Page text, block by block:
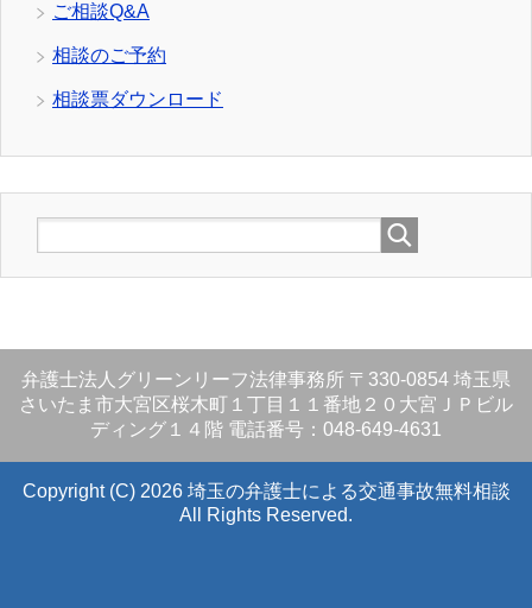
ご相談Q&A
相談のご予約
相談票ダウンロード
弁護士法人グリーンリーフ法律事務所 〒330-0854 埼玉県
さいたま市大宮区桜木町１丁目１１番地２０大宮ＪＰビル
ディング１４階 電話番号：048-649-4631
Copyright (C) 2026 埼玉の弁護士による交通事故無料相談
All Rights Reserved.